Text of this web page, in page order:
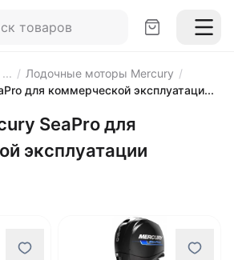
... / Лодочные моторы Mercury /
для коммерческой эксплуатаци...
SeaPro для
эксплуатации